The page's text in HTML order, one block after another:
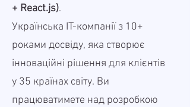
+ React.js).
Українська IT-компанії з 10+
роками досвіду, яка створює
інноваційні рішення для клієнтів
у 35 країнах світу. Ви
працюватимете над розробкою